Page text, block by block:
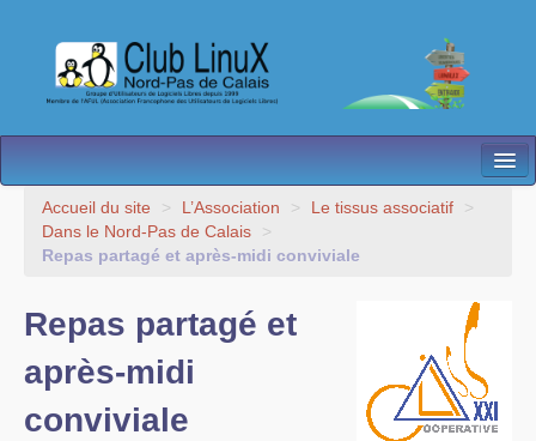
L’Association
Nos Activités
Contact
Les antennes
Accueil du site > L’Association > Le tissus associatif
>
Dans le Nord-Pas de Calais
>
Repas partagé et après-midi conviviale
Repas partagé et
après-midi
conviviale